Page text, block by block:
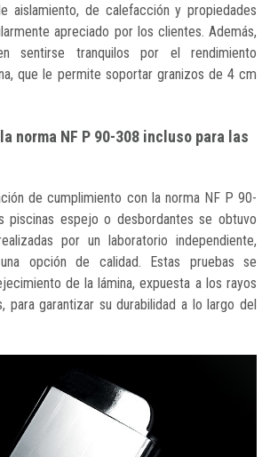
aislamiento, de calefacción y propiedades
apreciado por los clientes. Además,
sentirse tranquilos por el rendimiento
que le permite soportar granizos de 4 cm
norma NF P 90-308 incluso para las
de cumplimiento con la norma NF P 90-
piscinas espejo o desbordantes se obtuvo
por un laboratorio independiente,
opción de calidad. Estas pruebas se
de la lámina, expuesta a los rayos
para garantizar su durabilidad a lo largo del